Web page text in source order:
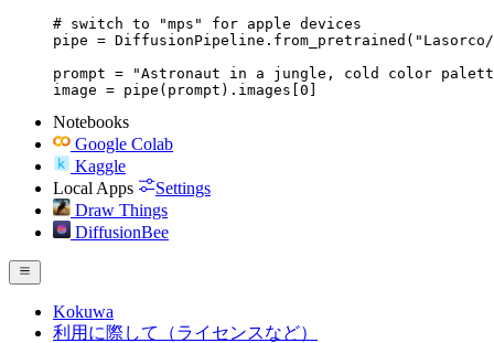
# switch to "mps" for apple devices
pipe = DiffusionPipeline.from_pretrained("Lasorco/
prompt = "Astronaut in a jungle, cold color
image = pipe(prompt).images[0]
Notebooks
Google Colab
Kaggle
Local Apps
Settings
Draw Things
DiffusionBee
Kokuwa
利用に際して（ライセンスなど）